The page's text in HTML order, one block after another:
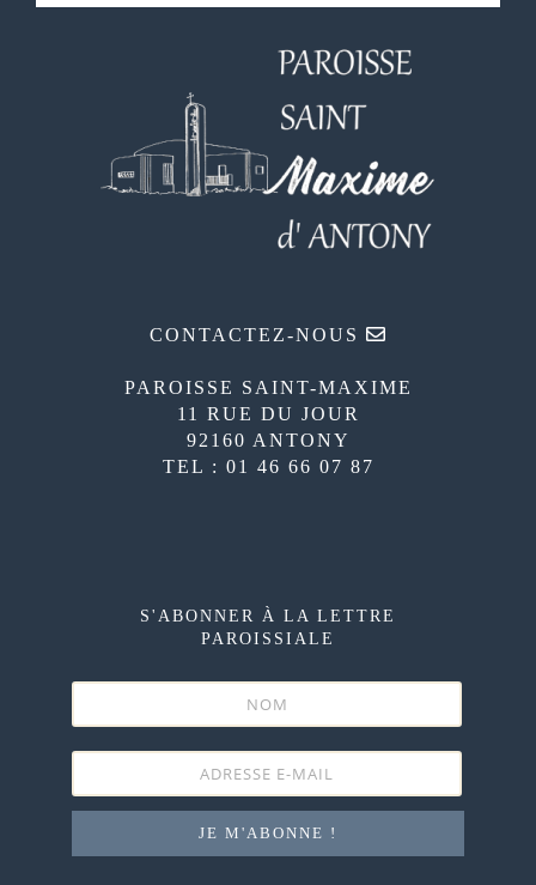
CONTACTEZ-NOUS
PAROISSE SAINT-MAXIME
11 RUE DU JOUR
92160 ANTONY
TEL : 01 46 66 07 87
S'ABONNER À LA LETTRE
PAROISSIALE